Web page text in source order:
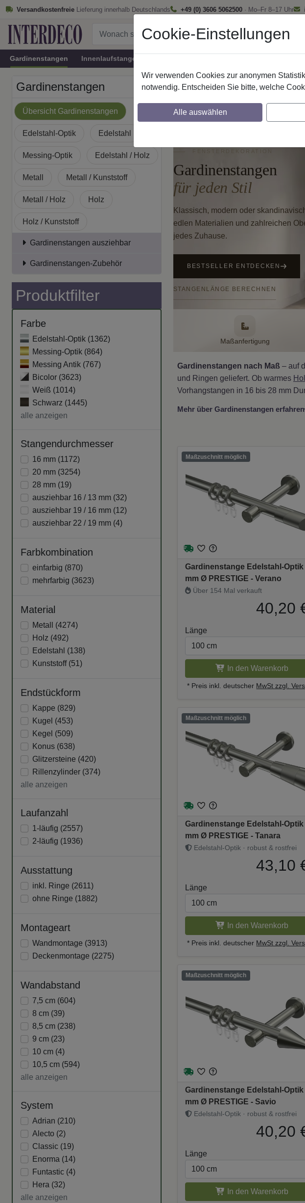
Versandkostenfreie Lieferung innerhalb Deutschlands +49 (0) 3606 5062500 · Mo–Fr 8–17 Uhr
Gardinenstangen Innenlaufstangen
Gardinenstangen
Übersicht Gardinenstangen
Edelstahl-Optik Edelstahl
Messing-Optik Edelstahl / Holz
Metall Metall / Kunststoff
Metall / Holz Holz
Holz / Kunststoff
Gardinenstangen ausziehbar
Gardinenstangen-Zubehör
Produktfilter
Farbe
Edelstahl-Optik (1362)
Messing-Optik (864)
Messing Antik (767)
Bicolor (3623)
Weiß (1014)
Schwarz (1445)
alle anzeigen
Stangendurchmesser
16 mm (1172)
20 mm (3254)
28 mm (19)
ausziehbar 16 / 13 mm (32)
ausziehbar 19 / 16 mm (12)
ausziehbar 22 / 19 mm (4)
Farbkombination
einfarbig (870)
mehrfarbig (3623)
Material
Metall (4274)
Holz (492)
Edelstahl (138)
Kunststoff (51 )
Endstückform
Kappe (829)
Kugel (453)
Kegel (509)
Konus (638)
Glitzersteine (420)
Rillenzylinder (374)
alle anzeigen
Laufanzahl
1-läufig (2557)
2-läufig (1936)
Ausstattung
inkl. Ringe (2611 )
ohne Ringe (1882)
Montageart
Wandmontage (3913)
Deckenmontage (2275)
Wandabstand
7,5 cm (604)
8 cm (39)
8,5 cm (238)
9 cm (23)
10 cm (4)
10,5 cm (594)
alle anzeigen
System
Adrian (210)
Alecto (2)
Classic (19)
Enorma (14)
Funtastic (4)
Hera (32)
alle anzeigen
Gardinenstangen
Schicke
Gardinenstangen
für jeden Stil
Klassisch, modern oder
edlen Materialien und zahlreichen
jedes Zuhause.
BESTSELLER ENTDECKEN
STANGENLÄNGE BERECHNEN
Maßanfertigung
Gardinenstangen nach Maß – auf
und Ringen geliefert. Ob warmes
Vorhangstangen in 16 bis 28 mm
Mehr über Gardinenstangen erfahren
Maßzuschnitt möglich
Gardinenstange Edelstahl-Optik
mm Ø PRESTIGE - Verano
Über 154 Mal verkauft
40,20
Länge
In den Warenkorb
* Preis inkl. deutscher MwSt zzgl.
Maßzuschnitt möglich
Gardinenstange Edelstahl-Optik
mm Ø PRESTIGE - Tanara
Edelstahl-Optik · robust & rostfrei
43,10
Länge
In den Warenkorb
* Preis inkl. deutscher MwSt zzgl.
Maßzuschnitt möglich
Gardinenstange Edelstahl-Optik
mm Ø PRESTIGE - Savio
Edelstahl-Optik · robust & rostfrei
40,20
Länge
In den Warenkorb
Cookie-Einstellungen
Wir verwenden Cookies zur anonymen
notwendig. Entscheiden Sie bitte, welche
Alle auswählen